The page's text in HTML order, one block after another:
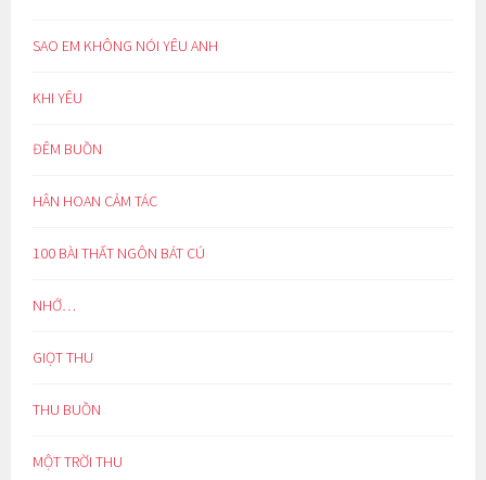
SAO EM KHÔNG NÓI YÊU ANH
KHI YÊU
ĐÊM BUỒN
HÂN HOAN CẢM TÁC
100 BÀI THẤT NGÔN BÁT CÚ
NHỚ…
GIỌT THU
THU BUỒN
MỘT TRỜI THU